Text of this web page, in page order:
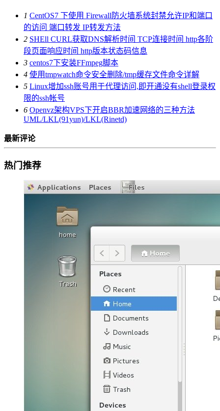
1 CentOS7 下使用 Firewall防火墙系统封禁允许IP和端口
的访问 端口转发 IP转发方法
2 SHEll CURL获取DNS解析时间 TCP连接时间 http各阶
段页面响应时间 http版本状态码信息
3 centos7下安装FFmpeg脚本
4 使用tmpwatch命令安全删除/tmp缓存文件命令详解
5 Linux增加ssh账号用于代理访问,即开通没有shell登录权
限的ssh帐号
6 Openvz架构VPS下开启BBR加速网络的三种方法
UML/LKL(91yun)/LKL(Rinetd)
最新评论
热门推荐